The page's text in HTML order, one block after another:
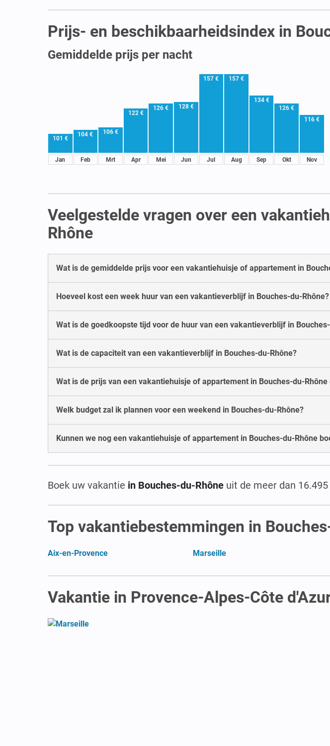
Prijs- en beschikbaarheidsindex in
Gemiddelde prijs per nacht
101 €
Jan
104 €
Feb
106 €
Mrt
122 €
Apr
126 €
Mei
128 €
Jun
157 €
Jul
157 €
Aug
134 €
Sep
126 €
Okt
116 €
Nov
Veelgestelde vragen over een
Rhône
Wat is de gemiddelde prijs voor een vakantiehuisje of appartement in
Hoeveel kost een week huur van een vakantieverblijf in Bouches-du-Rhône?
Wat is de goedkoopste tijd voor de huur van een vakantieverblijf in
Wat is de capaciteit van een vakantieverblijf in Bouches-du-Rhône?
Wat is de prijs van een vakantiehuisje of appartement in Bouches-du-Rhône
Welk budget zal ik plannen voor een weekend in Bouches-du-Rhône?
Kunnen we nog een vakantiehuisje of appartement in Bouches-du-Rhône
Boek uw vakantie in Bouches-du-Rhône uit de meer dan
Top vakantiebestemmingen in
Aix-en-Provence Marseille
Vakantie in Provence-Alpes-Côte